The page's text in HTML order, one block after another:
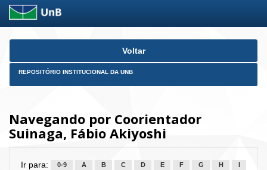
Skip
Voltar
REPOSITÓRIO INSTITUCIONAL DA UNB
Navegando por Coorientador
Suinaga, Fábio Akiyoshi
Ir para: 0-9 A B C D E F G H